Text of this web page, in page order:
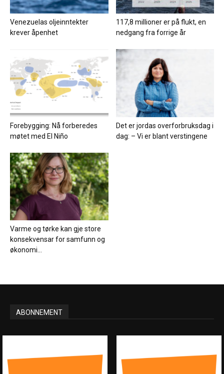
Venezuelas oljeinntekter
krever åpenhet
117,8 millioner er på flukt, en
nedgang fra forrige år
Forebygging: Nå forberedes
møtet med El Niño
Det er jordas overforbruksdag i
dag: – Vi er blant verstingene
Varme og tørke kan gje store
konsekvensar for samfunn og
økonomi...
ABONNEMENT